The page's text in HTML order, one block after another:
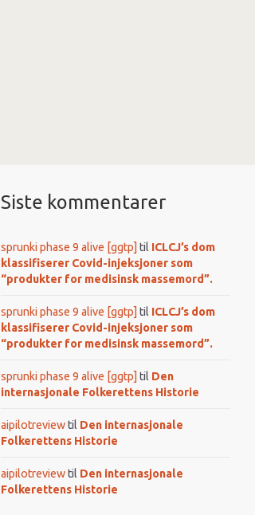
Siste kommentarer
sprunki phase 9 alive [ggtp] til ICLCJ’s dom
klassifiserer Covid-injeksjoner som
“produkter for medisinsk massemord”.
sprunki phase 9 alive [ggtp] til ICLCJ’s dom
klassifiserer Covid-injeksjoner som
“produkter for medisinsk massemord”.
sprunki phase 9 alive [ggtp] til Den
internasjonale Folkerettens Historie
aipilotreviewtil Den internasjonale
Folkerettens Historie
aipilotreviewtil Den internasjonale
Folkerettens Historie